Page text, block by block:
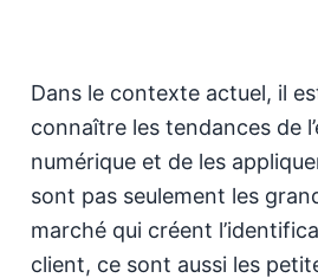
Dans le contexte actuel, il
connaître les tendances de
numérique et de les
sont pas seulement les
marché qui créent
client, ce sont aussi les